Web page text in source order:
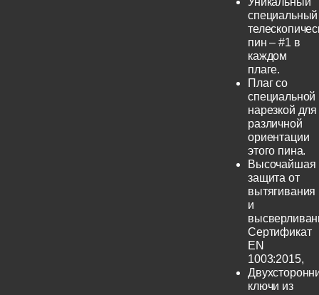
специальный
пин – #1 в
каждом
плаге.
Плаг со
специальной
нарезкой для
различной
ориентации
этого пина.
Высочайшая
защита от
вытягивания
и
Сертификат
EN
1003:2015,
ключи из